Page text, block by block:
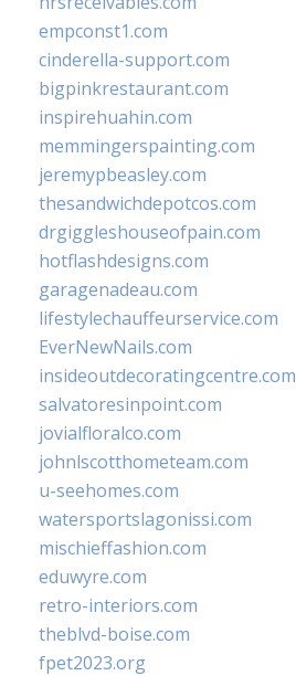
empconst1.com
cinderella-support.com
bigpinkrestaurant.com
inspirehuahin.com
memmingerspainting.com
jeremypbeasley.com
thesandwichdepotcos.com
drgiggleshouseofpain.com
hotflashdesigns.com
garagenadeau.com
lifestylechauffeurservice.com
EverNewNails.com
insideoutdecoratingcentre.com
salvatoresinpoint.com
jovialfloralco.com
johnlscotthometeam.com
u-seehomes.com
watersportslagonissi.com
mischieffashion.com
eduwyre.com
retro-interiors.com
theblvd-boise.com
fpet2023.org